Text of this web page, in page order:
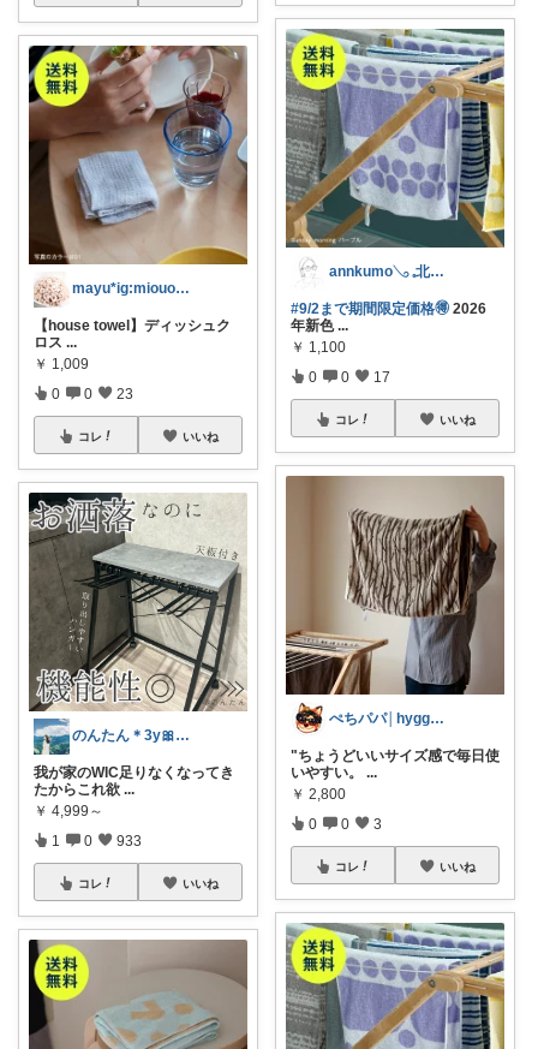
mayu*ig:miouor_home
【house towel】ディッシュク
ロス ...
￥ 1,009
0 0 23
コレ いいね
のんたん＊3y🎀1y👶🏻🍼
我が家のWIC足りなくなってき
たからこれ欲 ...
￥ 4,999～
1 0 933
コレ いいね
annkumo𓂅 𓈒北欧ゆるミニマル
#9/2まで期間限定価格🉐 2026
年新色 ...
￥ 1,100
0 0 17
コレ いいね
ぺちパパ│hyggeな心意気を大切に🌿
"ちょうどいいサイズ感で毎日使
いやすい。 ...
￥ 2,800
0 0 3
コレ いいね